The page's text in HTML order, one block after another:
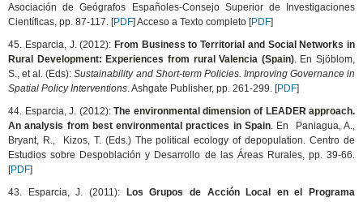
Asociación de Geógrafos Españoles-Consejo Superior de Investigaciones
Científicas, pp. 87-117. [PDF] Acceso a Texto completo [PDF]
45. Esparcia, J. (2012): From Business to Territorial and Social Networks in
Rural Development: Experiences from rural Valencia (Spain). En Sjöblom,
S., et al. (Eds):Sustainability and Short-term Policies. Improving Governance in
Spatial Policy Interventions . Ashgate Publisher, pp. 261-299. [PDF]
44. Esparcia, J. (2012):The environmental dimension of LEADER approach.
An analysis from best environmental practices in Spain. En Paniagua, A.,
Bryant, R., Kizos, T. (Eds.) The political ecology of depopulation. Centro de
Estudios sobre Despoblación y Desarrollo de las Áreas Rurales, pp. 39-66.
[PDF]
43. Esparcia, J. (2011): Los Grupos de Acción Local en el Programa